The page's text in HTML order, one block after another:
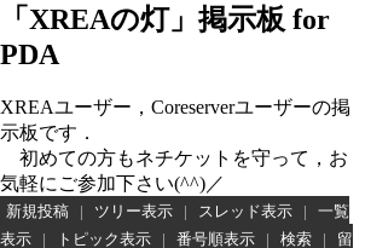
「XREAの灯」掲示板 for
PDA
XREAユーザー，Coreserverユーザーの掲
示板です．
初めての方もネチケットを守って，お
気軽にご参加下さい(^^)／
新規投稿 | ツリー表示 | スレッド表示 |
一覧
表示
| トピック表示 | 番号順表示 | 検索 |
留